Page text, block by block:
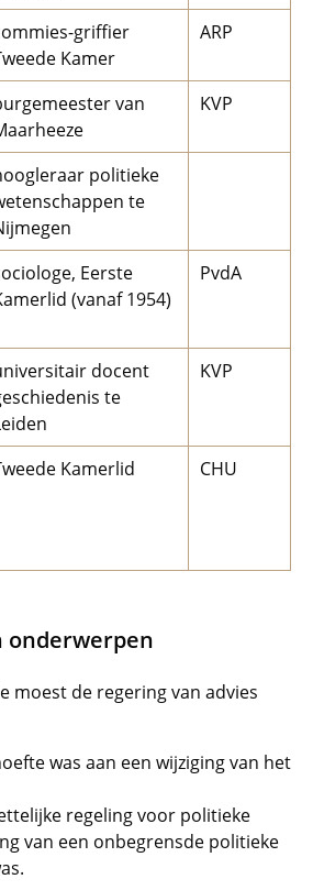
griffier
Kamer
ARP
van
KVP
politieke
te
Eerste
(vanaf 1954)
PvdA
docent
te
KVP
Kamerlid CHU
onderwerpen
moest de regering van advies
was aan een wijziging van het
regeling voor politieke
van een onbegrensde politieke